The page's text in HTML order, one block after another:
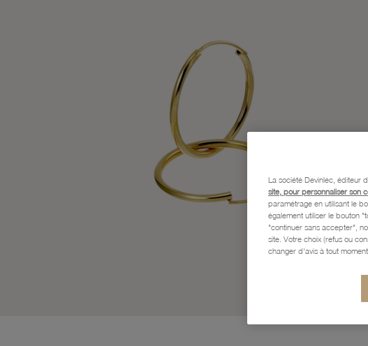
La société Devinlec, éditeur
site, pour personnaliser son
paramétrage en utilisant le
également utiliser le bouton
"continuer sans accepter",
site. Votre choix (refus ou
changer d'avis à tout